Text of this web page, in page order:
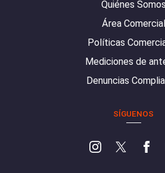
Quiénes Somos
Área Comercial
Políticas
Mediciones de
Denuncias
SÍGUENOS